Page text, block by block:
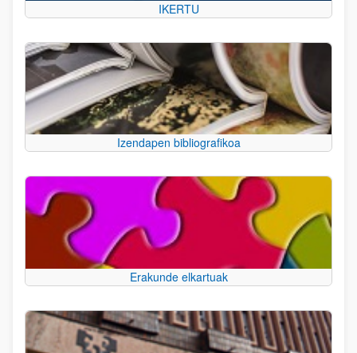
IKERTU
Izendapen bibliografikoa
Erakunde elkartuak